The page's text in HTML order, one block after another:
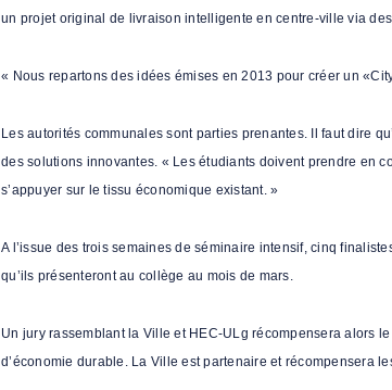
un projet original de livraison intelligente en centre-ville via
« Nous repartons des idées émises en 2013 pour créer un
Les autorités communales sont parties prenantes. Il faut dire
des solutions innovantes. « Les étudiants doivent prendre en
s’appuyer sur le tissu économique existant. »
A l’issue des trois semaines de séminaire intensif, cinq
qu’ils présenteront au collège au mois de mars.
Un jury rassemblant la Ville et HEC-ULg récompensera alors
d’économie durable. La Ville est partenaire et récompensera